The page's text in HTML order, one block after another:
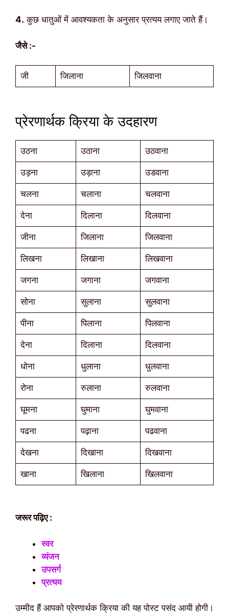
4. कुछ धातुओं में आवश्यकता के अनुसार प्रत्यय लगाए जाते हैं।
जैसे :-
जी जिलाना जिलवाना
प्रेरणार्थक क्रिया के उदहारण
उठना उठाना उठवाना
उड़ना उड़ाना उडवाना
चलना चलाना चलवाना
देना दिलाना दिलवाना
जीना जिलाना जिलवाना
लिखना लिखाना लिखवाना
जगना जगाना जगवाना
सोना सुलाना सुलवाना
पीना पिलाना पिलवाना
देना दिलाना दिलवाना
धोना धुलाना धुलवाना
रोना रुलाना रुलवाना
घूमना घुमाना घुमवाना
पढना पढ़ाना पढवाना
देखना दिखाना दिखवाना
खाना खिलाना खिलवाना
जरूर पढ़िए :
स्वर
व्यंजन
उपसर्ग
प्रत्यय
उम्मीद हैं आपको प्रेरणार्थक क्रिया की यह पोस्ट पसंद आयी होगी।